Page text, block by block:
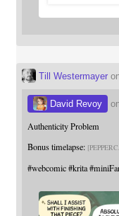
Till Westermayer
David Revoy
Authenticity Problem
Bonus timelapse:
#webcomic #krita #